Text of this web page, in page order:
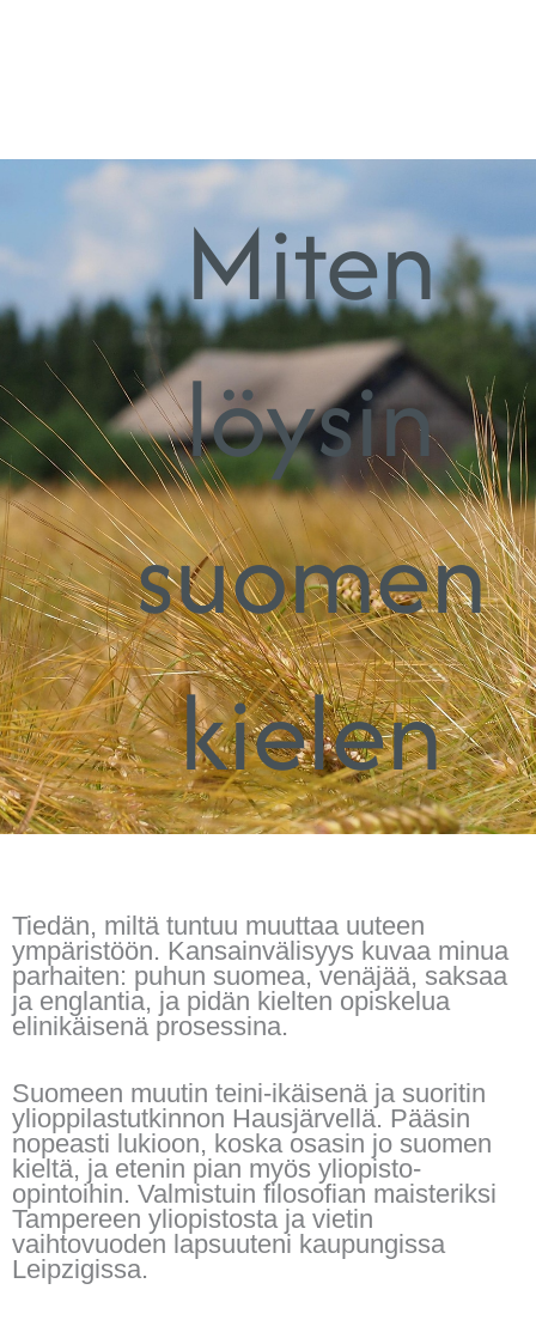
Miten
löysin
suomen
kielen
Tiedän, miltä tuntuu muuttaa uuteen
ympäristöön. Kansainvälisyys kuvaa minua
parhaiten: puhun suomea, venäjää, saksaa
ja englantia, ja pidän kielten opiskelua
elinikäisenä prosessina.
Suomeen muutin teini-ikäisenä ja suoritin
ylioppilastutkinnon Hausjärvellä. Pääsin
nopeasti lukioon, koska osasin jo suomen
kieltä, ja etenin pian myös yliopisto-
opintoihin. Valmistuin filosofian maisteriksi
Tampereen yliopistosta ja vietin
vaihtovuoden lapsuuteni kaupungissa
Leipzigissa.